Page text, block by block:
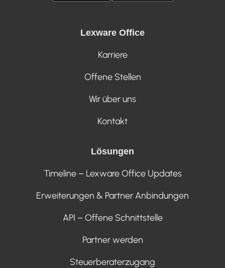
Lexware Office
Karriere
Offene Stellen
Wir über uns
Kontakt
Lösungen
Timeline – Lexware Office Updates
Erweiterungen & Partner Anbindungen
API – Offene Schnittstelle
Partner werden
Steuerberaterzugang